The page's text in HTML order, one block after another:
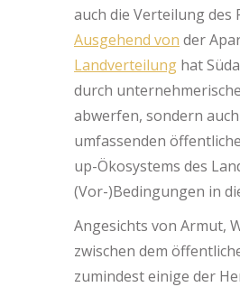
auch die Verteilung
Ausgehend von der
Landverteilung hat
durch
abwerfen, sondern
umfassenden
up-Ökosystems des
(Vor-)Bedingungen in
Angesichts von Armut,
zwischen dem
zumindest einige der